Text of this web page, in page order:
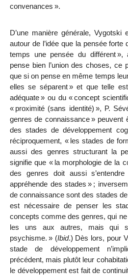
convenances ».
D’une manière générale, Vygotski
autour de l’idée que la pensée
temps une pensée du différent »,
pense bien l’union des choses, ce
que si on pense en même temps
elles se séparent» et que telle
adéquate» ou du «concept
« proximité (sans identité) », P.
genres de connaissance» peuvent
des stades de développement
réciproquement, « les stades de
aussi des genres structurant la
signifie que « la morphologie de la
des genres doit aussi
appréhende des stades » ;
de connaissance sont des stades
est nécessaire de penser les
concepts comme des genres, qui
les uns aux autres, mais qui
psychisme. » (Ibid.) Dès lors, pour
stade de développement
précédent, mais plutôt leur
le développement est fait de